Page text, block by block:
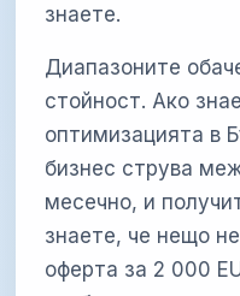
знаете.
Диапазоните
стойност. Ако
оптимизацията в
бизнес струва
месечно, и
знаете, че нещо
оферта за 2 000